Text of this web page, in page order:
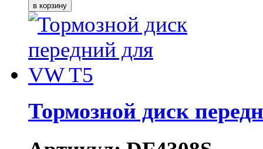
Тормозной диск